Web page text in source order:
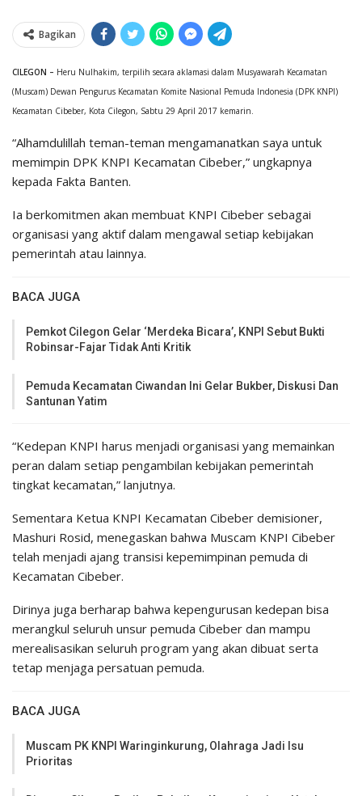
Bagikan
CILEGON – Heru Nulhakim, terpilih secara aklamasi dalam Musyawarah Kecamatan
(Muscam) Dewan Pengurus Kecamatan Komite Nasional Pemuda Indonesia (DPK KNPI)
Kecamatan Cibeber, Kota Cilegon, Sabtu 29 April 2017 kemarin.
“Alhamdulillah teman-teman mengamanatkan saya untuk
memimpin DPK KNPI Kecamatan Cibeber,” ungkapnya
kepada Fakta Banten.
Ia berkomitmen akan membuat KNPI Cibeber sebagai
organisasi yang aktif dalam mengawal setiap kebijakan
pemerintah atau lainnya.
BACA JUGA
Pemkot Cilegon Gelar ‘Merdeka Bicara’, KNPI Sebut Bukti
Robinsar-Fajar Tidak Anti Kritik
Pemuda Kecamatan Ciwandan Ini Gelar Bukber, Diskusi Dan
Santunan Yatim
“Kedepan KNPI harus menjadi organisasi yang memainkan
peran dalam setiap pengambilan kebijakan pemerintah
tingkat kecamatan,” lanjutnya.
Sementara Ketua KNPI Kecamatan Cibeber demisioner,
Mashuri Rosid, menegaskan bahwa Muscam KNPI Cibeber
telah menjadi ajang transisi kepemimpinan pemuda di
Kecamatan Cibeber.
Dirinya juga berharap bahwa kepengurusan kedepan bisa
merangkul seluruh unsur pemuda Cibeber dan mampu
merealisasikan seluruh program yang akan dibuat serta
tetap menjaga persatuan pemuda.
BACA JUGA
Muscam PK KNPI Waringinkurung, Olahraga Jadi Isu
Prioritas